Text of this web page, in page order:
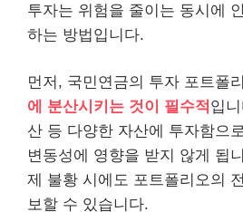
투자는 위험을 줄이는 동시에
하는 방법입니다.
먼저, 국민연금의 투자 포트폴
에 분산시키는 것이 필수적 입
산 등 다양한 자산에 투자함으
변동성에 영향을 받지 않게 됩
제 불황 시에도 포트폴리오의
보할 수 있습니다.